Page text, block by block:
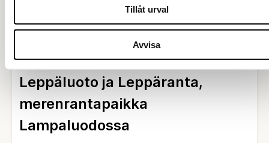
Tillåt urval
Avvisa
Leppäluoto ja Leppäranta,
merenrantapaikka
Lampaluodossa